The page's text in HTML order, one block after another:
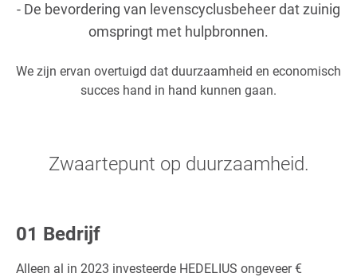
- De bevordering van levenscyclusbeheer dat zuinig
omspringt met hulpbronnen.
We zijn ervan overtuigd dat duurzaamheid en economisch
succes hand in hand kunnen gaan.
Zwaartepunt op duurzaamheid.
01 Bedrijf
Alleen al in 2023 investeerde HEDELIUS ongeveer €